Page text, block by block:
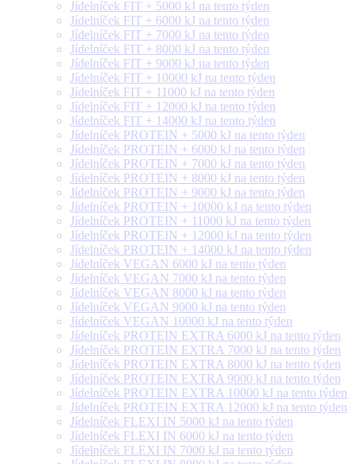
Jídelníček FIT + 5000 kJ na tento týden
Jídelníček FIT + 6000 kJ na tento týden
Jídelníček FIT + 7000 kJ na tento týden
Jídelníček FIT + 8000 kJ na tento týden
Jídelníček FIT + 9000 kJ na tento týden
Jídelníček FIT + 10000 kJ na tento týden
Jídelníček FIT + 11000 kJ na tento týden
Jídelníček FIT + 12000 kJ na tento týden
Jídelníček FIT + 14000 kJ na tento týden
Jídelníček PROTEIN + 5000 kJ na tento týden
Jídelníček PROTEIN + 6000 kJ na tento týden
Jídelníček PROTEIN + 7000 kJ na tento týden
Jídelníček PROTEIN + 8000 kJ na tento týden
Jídelníček PROTEIN + 9000 kJ na tento týden
Jídelníček PROTEIN + 10000 kJ na tento týden
Jídelníček PROTEIN + 11000 kJ na tento týden
Jídelníček PROTEIN + 12000 kJ na tento týden
Jídelníček PROTEIN + 14000 kJ na tento týden
Jídelníček VEGAN 6000 kJ na tento týden
Jídelníček VEGAN 7000 kJ na tento týden
Jídelníček VEGAN 8000 kJ na tento týden
Jídelníček VEGAN 9000 kJ na tento týden
Jídelníček VEGAN 10000 kJ na tento týden
Jídelníček PROTEIN EXTRA 6000 kJ na tento týden
Jídelníček PROTEIN EXTRA 7000 kJ na tento týden
Jídelníček PROTEIN EXTRA 8000 kJ na tento týden
Jídelníček PROTEIN EXTRA 9000 kJ na tento týden
Jídelníček PROTEIN EXTRA 10000 kJ na tento týden
Jídelníček PROTEIN EXTRA 12000 kJ na tento týden
Jídelníček FLEXI IN 5000 kJ na tento týden
Jídelníček FLEXI IN 6000 kJ na tento týden
Jídelníček FLEXI IN 7000 kJ na tento týden